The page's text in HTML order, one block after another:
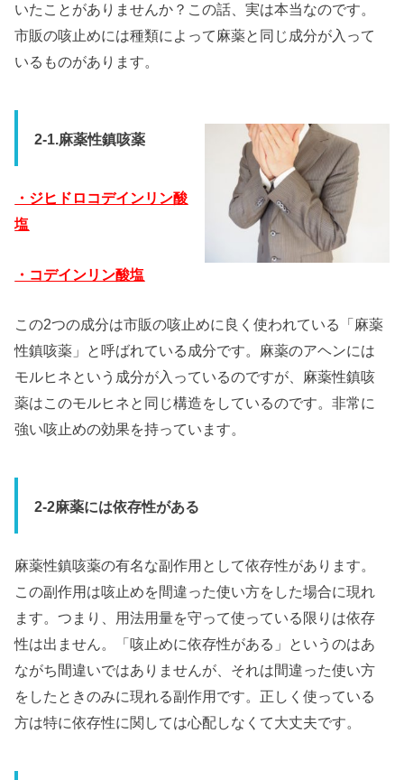
いたことがありませんか？この話、実は本当なのです。
市販の咳止めには種類によって麻薬と同じ成分が入って
いるものがあります。
2-1.麻薬性鎮咳薬
・ジヒドロコデインリン酸
塩
・コデインリン酸塩
この2つの成分は市販の咳止めに良く使われている「麻薬
性鎮咳薬」と呼ばれている成分です。麻薬のアヘンには
モルヒネという成分が入っているのですが、麻薬性鎮咳
薬はこのモルヒネと同じ構造をしているのです。非常に
強い咳止めの効果を持っています。
2-2麻薬には依存性がある
麻薬性鎮咳薬の有名な副作用として依存性があります。
この副作用は咳止めを間違った使い方をした場合に現れ
ます。つまり、用法用量を守って使っている限りは依存
性は出ません。「咳止めに依存性がある」というのはあ
ながち間違いではありませんが、それは間違った使い方
をしたときのみに現れる副作用です。正しく使っている
方は特に依存性に関しては心配しなくて大丈夫です。